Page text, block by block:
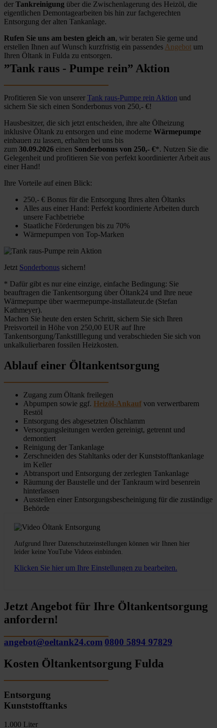
der Tankreinigung über die Zwischenlagerung des Heizöl, die
eigentlichen Demontagearbeiten bis hin zur fachgerechten
Entsorgung der alten Tankanlage.
Rufen Sie uns am besten gleich an, wir beraten Sie gerne und
erstellen Ihnen auf Wunsch kurzfristig ein passendes Angebot um
Ihren Öltank in Fulda zu entsorgen.
”Tank raus - Pumpe rein” Aktion
Profitieren Sie von unserer Tank raus-Pumpe rein Aktion und
sichern Sie sich einen Sonderbonus von 250,- €!
Hausbesitzer, die sich jetzt entscheiden, ihre alte Ölheizung
inklusive Öltank zu entsorgen und eine moderne Wärmepumpe
einbauen zu lassen, erhalten bei uns bis
zum 30.09.2026 einen Sonderbonus von 250,- €*. Nutzen Sie die
Gelegenheit und profitieren Sie von perfekt koordinierter Arbeit aus
einer Hand!
Ihre Vorteile auf einen Blick:
250,- € Bonus für die Entsorgung Ihres alten Öltanks
Alles aus einer Hand: Perfekt koordinierte Arbeiten durch
unsere Fachbetriebe
Staatliche Förderungen bis zu 70%
Wärmepumpen von Top-Marken
Jetzt Sonderbonus sichern!
* Dafür gibt es nur eine einzige, einfache Bedingung: Sie
beauftragen die Tankentsorgung über Öltank24 und Ihre neue
Wärmepumpe über waermepumpe-installateur.de (Stefan
Kathmeyer).
Machen Sie heute den ersten Schritt, sichern Sie sich Ihren
Preisvorteil in Höhe von 250,00 EUR auf Ihre
Tankentsorgung/Tankstilllegung und verabschieden Sie sich von
unkalkulierbaren fossilen Heizkosten.
Ablauf einer Öltankentsorgung
Zugang zum Öltank freilegen
Abpumpen sowie ggf. Heizöl-Ankauf von verwertbarem
Restöl
Entsorgung des abgesetzten Ölschlamm
Versorgungsleitungen werden gereinigt, getrennt und
demontiert
Reinigung der Tankanlage
Zerschneiden des Stahltanks oder der Kunststofftankanlage
im Keller
Abtransport und Entsorgung der zerlegten Tankanlage
Räumung der Baustelle und der Tankraum wird besenrein
hinterlassen
Ausstellen einer Entsorgungsbescheinigung für die zuständige
Behörde
Aufgrund Ihrer Datenschutzeinstellungen können wir Ihnen hier
leider keine YouTube Videos einbinden.
Klicken Sie hier um Ihre Einstellungen zu bearbeiten.
Jetzt Angebot für Ihre Öltankentsorgung
anfordern!
angebot@oeltank24.com 0800 5894 97829
Kosten Öltankentsorgung Fulda
Entsorgung
Kunststofftanks
1.000 Liter